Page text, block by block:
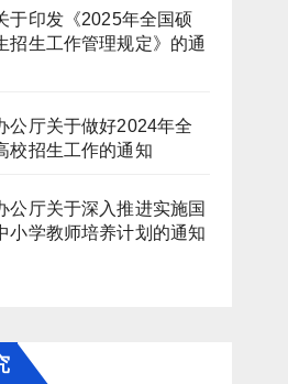
于印发《2025年全国硕
招生工作管理规定》的通
公厅关于做好2024年全
校招生工作的通知
公厅关于深入推进实施国
小学教师培养计划的通知